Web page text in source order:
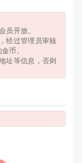
员开放。
经过管理员审核
币。
址等信息，否则